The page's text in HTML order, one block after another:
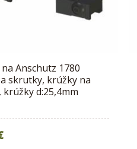
Anschutz 1780
skrutky, krúžky na
d:25,4mm